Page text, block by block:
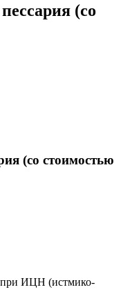
(со
(со стоимостью
при ИЦН (истмико-